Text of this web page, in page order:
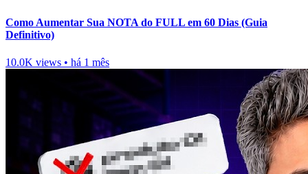
Como Aumentar Sua NOTA do FULL em 60 Dias (Guia
Definitivo)
10.0K views • há 1 mês